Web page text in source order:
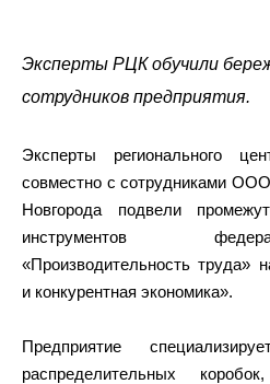
Эксперты РЦК обучили
сотрудников предприятия.
Эксперты регионального
совместно с сотрудниками
Новгорода подвели
инструментов
«Производительность труда»
и конкурентная экономика».
Предприятие
распределительных